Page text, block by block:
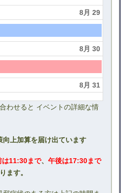
8月 29
8月 30
8月 31
わせると イベントの詳細な情
向上加算を届け出ています
は11:30まで、 午後は17:30まで
ます。